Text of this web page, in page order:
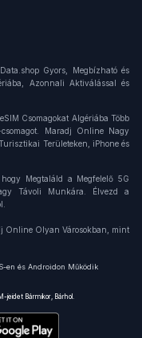
Gyors, Megbízható és
Azonnali Aktiválással és
Csomagokat Algériába Több
Maradj Online Nagy
Területeken, iPhone és
Megtaláld a Megfelelő 5G
Távoli Munkára. Élvezd a
Online Olyan Városokban, mint
en és Androidon Működik
jeidet Bármikor, Bárhol.